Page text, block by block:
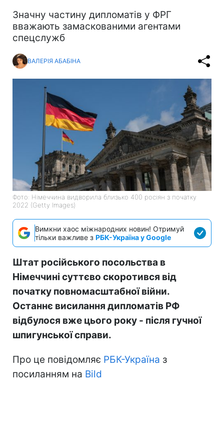
Значну частину дипломатів у ФРГ
вважають замаскованими агентами
спецслужб
ВАЛЕРІЯ АБАБІНА
Фото: Німеччина видворила близько 400 росіян з початку
2022 (Getty Images)
Вимкни хаос міжнародних новин! Отримуй
тільки важливе з РБК-Україна у Google
Штат російського посольства в
Німеччині суттєво скоротився від
початку повномасштабної війни.
Останнє висилання дипломатів РФ
відбулося вже цього року - після гучної
шпигунської справи.
Про це повідомляє РБК-Україна з
посиланням на Bild